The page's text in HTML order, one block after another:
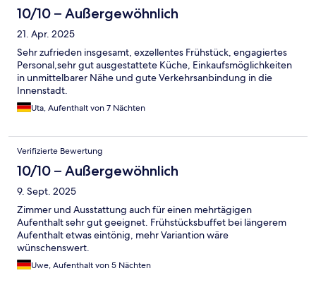
10/10 – Außergewöhnlich
21. Apr. 2025
Sehr zufrieden insgesamt, exzellentes Frühstück, engagiertes
Personal,sehr gut ausgestattete Küche, Einkaufsmöglichkeiten
in unmittelbarer Nähe und gute Verkehrsanbindung in die
Innenstadt.
Uta, Aufenthalt von 7 Nächten
Verifizierte Bewertung
10/10 – Außergewöhnlich
9. Sept. 2025
Zimmer und Ausstattung auch für einen mehrtägigen
Aufenthalt sehr gut geeignet. Frühstücksbuffet bei längerem
Aufenthalt etwas eintönig, mehr Variantion wäre
wünschenswert.
Uwe, Aufenthalt von 5 Nächten